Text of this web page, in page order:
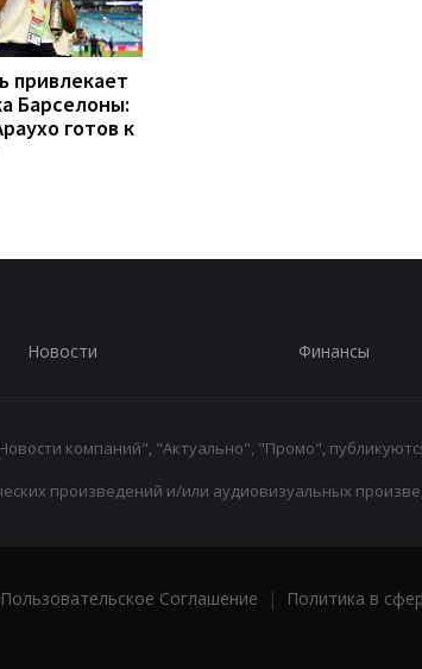
привлекает
Барселоны:
готов к
Новости Финансы
компаний", "Актуально", "Промо",
произведений и/или аудиовизуальных
Пользовательское Соглашение |
Политика в